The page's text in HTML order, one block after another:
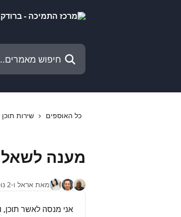
חיפוש מאמרים...
כל האוספים שירות
מענה
מאת אראל ו-2 נוספים
אני מנסה לאשר